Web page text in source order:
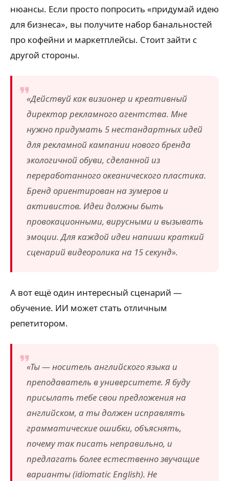
нюансы. Если просто попросить «придумай идею
для бизнеса», вы получите набор банальностей
про кофейни и маркетплейсы. Стоит зайти с
другой стороны.
«Действуй как визионер и креативный
директор рекламного агентства. Мне
нужно придумать 5 нестандартных идей
для рекламной кампании нового бренда
экологичной обуви, сделанной из
переработанного океанического пластика.
Бренд ориентирован на зумеров и
активистов. Идеи должны быть
провокационными, вирусными и вызывать
эмоции. Для каждой идеи напиши краткий
сценарий видеоролика на 15 секунд».
А вот ещё один интересный сценарий —
обучение. ИИ может стать отличным
репетитором.
«Ты — носитель английского языка и
преподаватель в университете. Я буду
присылать тебе свои предложения на
английском, а ты должен исправлять
грамматические ошибки, объяснять,
почему так писать неправильно, и
предлагать более естественно звучащие
варианты (idiomatic English). Не